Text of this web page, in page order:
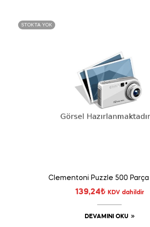
STOKTA YOK
Clementoni Puzzle 500 Parça
139,24₺ KDV dahildir
DEVAMINI OKU